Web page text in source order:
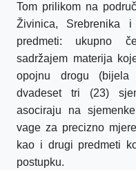
Tom prilikom na
Živinica, Srebrenika
predmeti: ukupno
sadržajem materija
opojnu drogu
dvadeset tri (23)
asociraju na
vage za precizno
kao i drugi predmeti
postupku.